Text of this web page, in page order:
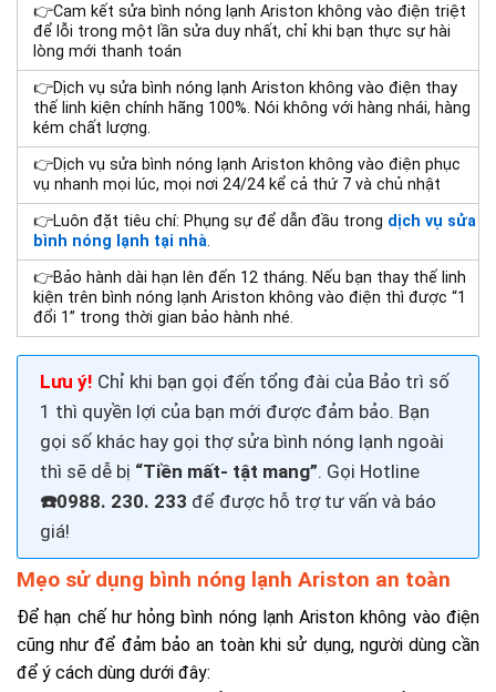
👉Cam kết sửa bình nóng lạnh Ariston không vào điện triệt
để lỗi trong một lần sửa duy nhất, chỉ khi bạn thực sự hài
lòng mới thanh toán
👉Dịch vụ sửa bình nóng lạnh Ariston không vào điện thay
thế linh kiện chính hãng 100%. Nói không với hàng nhái, hàng
kém chất lượng.
👉Dịch vụ sửa bình nóng lạnh Ariston không vào điện phục
vụ nhanh mọi lúc, mọi nơi 24/24 kể cả thứ 7 và chủ nhật
👉Luôn đặt tiêu chí: Phụng sự để dẫn đầu trong dịch vụ sửa
bình nóng lạnh tại nhà.
👉Bảo hành dài hạn lên đến 12 tháng. Nếu bạn thay thế linh
kiện trên bình nóng lạnh Ariston không vào điện thì được “1
đổi 1” trong thời gian bảo hành nhé.
Lưu ý! Chỉ khi bạn gọi đến tổng đài của Bảo trì số
1 thì quyền lợi của bạn mới được đảm bảo. Bạn
gọi số khác hay gọi thợ sửa bình nóng lạnh ngoài
thì sẽ dễ bị “Tiền mất- tật mang”. Gọi Hotline
☎️0988. 230. 233 để được hỗ trợ tư vấn và báo
giá!
Mẹo sử dụng bình nóng lạnh Ariston an toàn
Để hạn chế hư hỏng bình nóng lạnh Ariston không vào điện
cũng như để đảm bảo an toàn khi sử dụng, người dùng cần
để ý cách dùng dưới đây: